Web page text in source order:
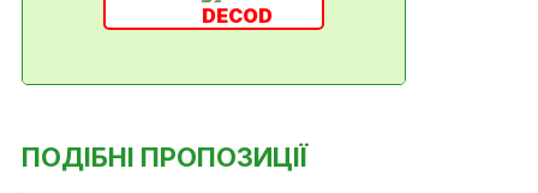
ПОДІБНІ ПРОПОЗИЦІЇ